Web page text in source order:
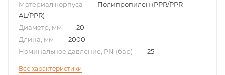
Материал корпуса — Полипропилен (PPR/PPR-
AL/PPR)
Диаметр, мм — 20
Длина, мм — 2000
Номинальное давление, PN (бар) — 25
Все характеристики